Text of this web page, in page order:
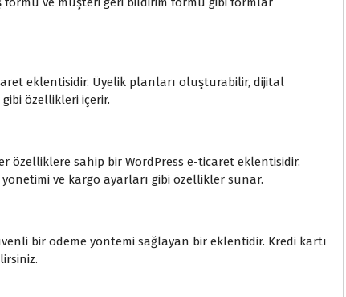
eklentisidir. Üyelik planları oluşturabilir, dijital
özellikleri içerir.
özelliklere sahip bir WordPress e-ticaret eklentisidir.
ve kargo ayarları gibi özellikler sunar.
bir ödeme yöntemi sağlayan bir eklentidir. Kredi kartı